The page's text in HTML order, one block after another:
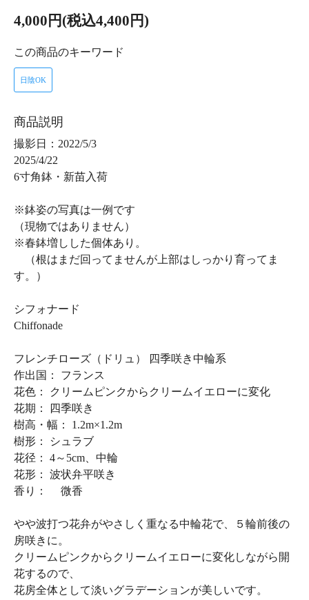
4,000円(税込4,400円)
この商品のキーワード
日陰OK
商品説明
撮影日：2022/5/3
2025/4/22
6寸角鉢・新苗入荷
※鉢姿の写真は一例です
（現物ではありません）
※春鉢増しした個体あり。
（根はまだ回ってませんが上部はしっかり育ってま
す。）
シフォナード
Chiffonade
フレンチローズ（ドリュ） 四季咲き中輪系
作出国： フランス
花色： クリームピンクからクリームイエローに変化
花期： 四季咲き
樹高・幅： 1.2m×1.2m
樹形： シュラブ
花径： 4～5cm、中輪
花形： 波状弁平咲き
香り： 微香
やや波打つ花弁がやさしく重なる中輪花で、５輪前後の
房咲きに。
クリームピンクからクリームイエローに変化しながら開
花するので、
花房全体として淡いグラデーションが美しいです。